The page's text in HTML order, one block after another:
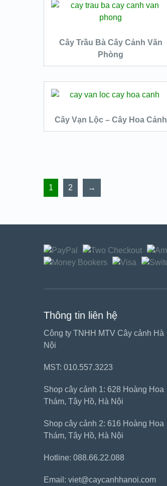
VIEW DETAILS
QUICK LOOK
VIEW DETAILS
ĐỌC TIẾP
Cây Trầu Bà Cây Cảnh Văn
Phòng
VIEW DETAILS
ĐỌC TIẾP
Cây Vạn Lộc – Cây Hoa Cảnh
1 2 →
Thông tin liên hệ
Công ty TNHH MTV Cây cảnh Hà
Nội
MST: 010.557.3223
Shop cây cảnh 1: 628 Hoàng Hoa
Thám, Tây Hồ, Hà Nội
Shop cây cảnh 2: 616 Hoàng Hoa
Thám, Tây Hồ, Hà Nội
Hotline: 088.66.22.088
Email: viet@caycanhhanoi.com